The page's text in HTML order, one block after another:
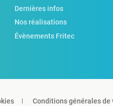
Dernières infos
Nos réalisations
Évènements Fritec
Conditions générales de